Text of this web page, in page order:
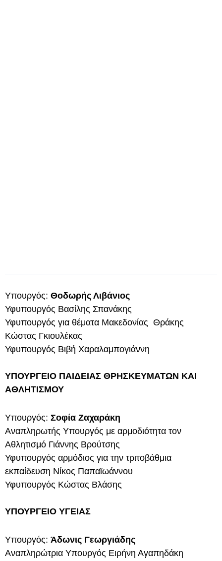
Υπουργός: Θοδωρής Λιβάνιος
Υφυπουργός Βασίλης Σπανάκης
Υφυπουργός για θέματα Μακεδονίας Θράκης
Κώστας Γκιουλέκας
Υφυπουργός Βιβή Χαραλαμπογιάννη
ΥΠΟΥΡΓΕΙΟ ΠΑΙΔΕΙΑΣ ΘΡΗΣΚΕΥΜΑΤΩΝ ΚΑΙ
ΑΘΛΗΤΙΣΜΟΥ
Υπουργός: Σοφία Ζαχαράκη
Αναπληρωτής Υπουργός με αρμοδιότητα τον
Αθλητισμό Γιάννης Βρούτσης
Υφυπουργός αρμόδιος για την τριτοβάθμια
εκπαίδευση Νίκος Παπαϊωάννου
Υφυπουργός Κώστας Βλάσης
ΥΠΟΥΡΓΕΙΟ ΥΓΕΙΑΣ
Υπουργός: Άδωνις Γεωργιάδης
Αναπληρώτρια Υπουργός Ειρήνη Αγαπηδάκη